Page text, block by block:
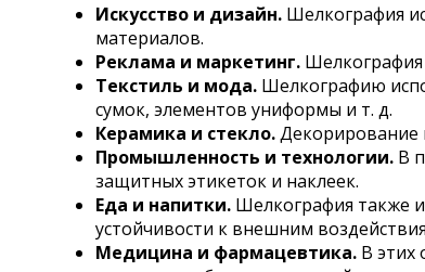
Искусство и дизайн. Шелкография
материалов.
Реклама и маркетинг.
Текстиль и мода. Шелкографию
сумок, элементов униформы и т. д.
Керамика и стекло.Декорирование
Промышленность и технологии. В
защитных этикеток и наклеек.
Еда и напитки. Шелкография также
устойчивости к внешним
Медицина и фармацевтика. В этих